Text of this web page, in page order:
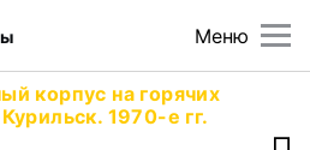
Меню
корпус на горячих
1970-е гг.